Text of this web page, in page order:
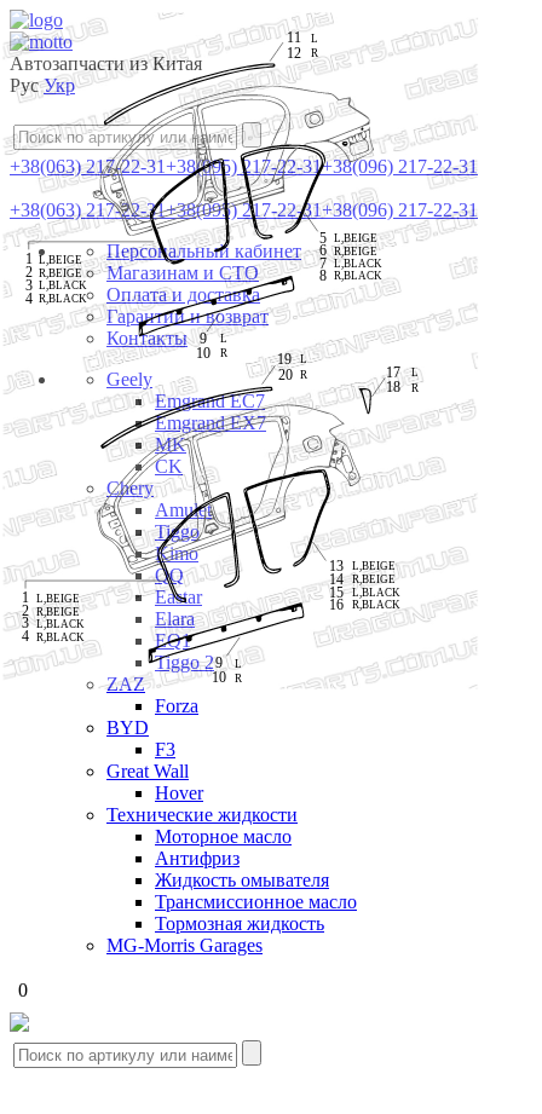
Автозапчасти из Китая
Рус Укр
+38(063) 217-22-31+38(095) 217-22-31+38(096) 217-22-31
+38(063) 217-22-31+38(095) 217-22-31+38(096) 217-22-31
Персональный кабинет
Магазинам и СТО
Оплата и доставка
Гарантии и возврат
Контакты
Geely
Emgrand EC7
Emgrand EX7
MK
CK
Chery
Amulet
Tiggo
Kimo
QQ
Eastar
Elara
EQ1
Tiggo 2
ZAZ
Forza
BYD
F3
Great Wall
Hover
Технические жидкости
Моторное масло
Антифриз
Жидкость омывателя
Трансмиссионное масло
Тормозная жидкость
MG-Morris Garages
0
19
17
1
13
5
9
2
3
4
6
7
8
10
11
12
14
15
16
18
20
1
2
3
4
9
10
L,BEIGE
R,BEIGE
L,BLACK
R,BLACK
L,BEIGE
R,BEIGE
L,BLACK
R,BLACK
L,BEIGE
R,BEIGE
L,BLACK
R,BLACK
L,BEIGE
R,BEIGE
L,BLACK
R,BLACK
L
R
L
R
L
R
L
R
L
R